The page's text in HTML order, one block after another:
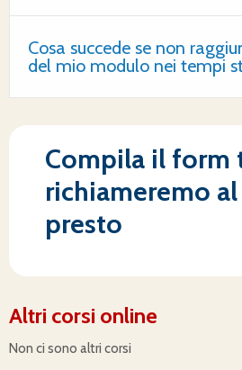
Cosa succede se non
del mio modulo nei tempi
Compila il form
richiameremo
presto
Altri corsi online
Non ci sono altri corsi